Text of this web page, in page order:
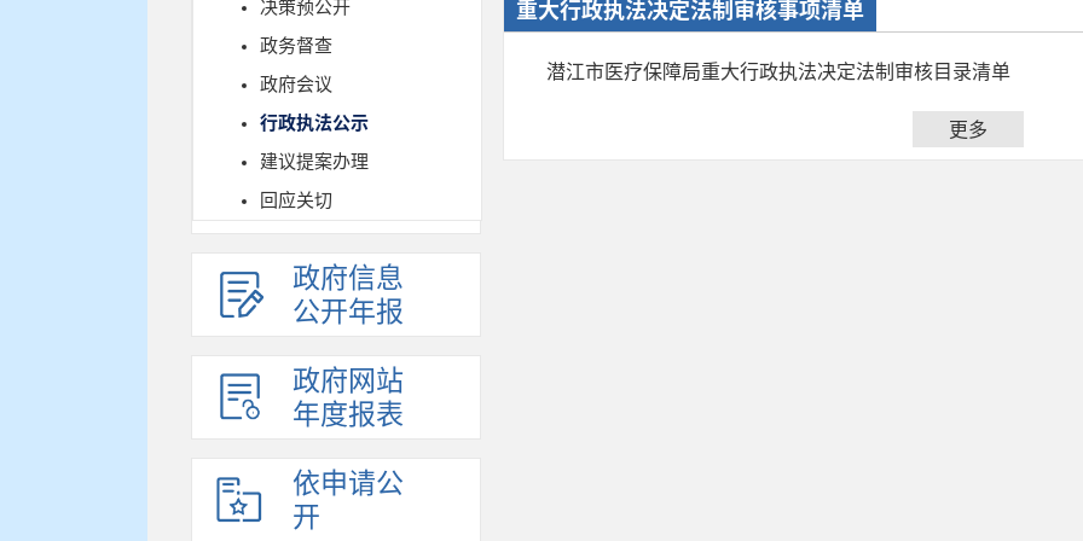
决策预公开
政务督查
政府会议
行政执法公示
建议提案办理
回应关切
政府信息
公开年报
政府网站
年度报表
依申请公
开
重大行政执法决定法制审核事项清单
潜江市医疗保障局重大行政执法决定法制审核目录清单
更多